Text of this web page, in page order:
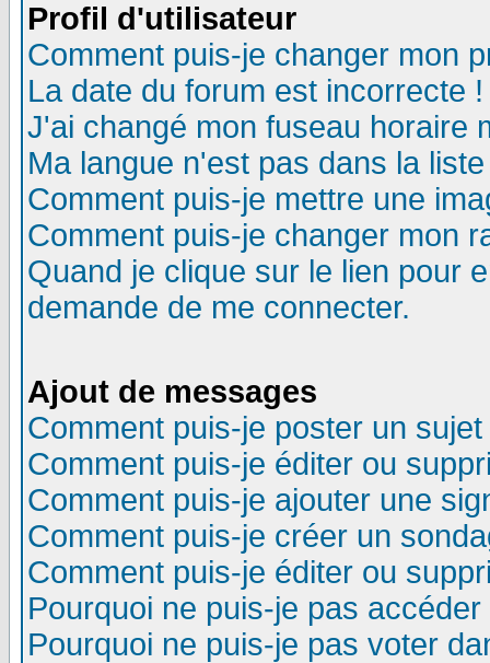
Profil d'utilisateur
Comment puis-je changer mon
La date du forum est incorrecte !
J'ai changé mon fuseau horaire
Ma langue n'est pas dans la
Comment puis-je mettre une
Comment puis-je changer mon
Quand je clique sur le lien pour
demande de me connecter.
Ajout de messages
Comment puis-je poster un
Comment puis-je éditer ou
Comment puis-je ajouter une
Comment puis-je créer un
Comment puis-je éditer ou
Pourquoi ne puis-je pas
Pourquoi ne puis-je pas voter